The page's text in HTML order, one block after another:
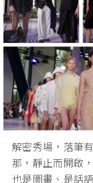
解密秀場，落筆
那，靜止而開啟
也是圖畫、是話